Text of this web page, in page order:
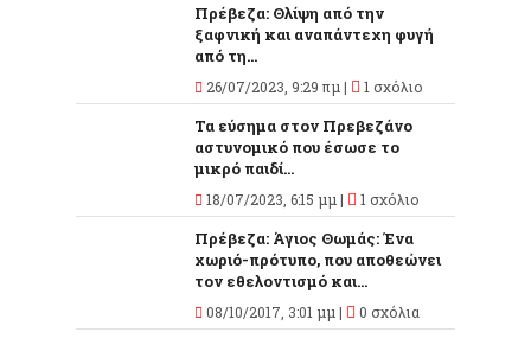
Πρέβεζα: Θλίψη από την
ξαφνική και αναπάντεχη φυγή
από τη...
26/07/2023, 9:29 πμ | 1 σχόλιο
Τα εύσημα στον Πρεβεζάνο
αστυνομικό που έσωσε το
μικρό παιδί...
18/07/2023, 6:15 μμ | 1 σχόλιο
Πρέβεζα: Άγιος Θωμάς: Ένα
χωριό-πρότυπο, που αποθεώνει
τον εθελοντισμό και...
08/10/2017, 3:01 μμ | 0 σχόλια